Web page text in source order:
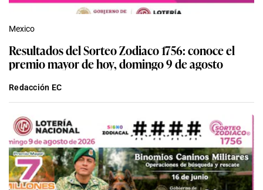
Mexico
Resultados del Sorteo Zodiaco 1756: conoce el
premio mayor de hoy, domingo 9 de agosto
Redacción EC